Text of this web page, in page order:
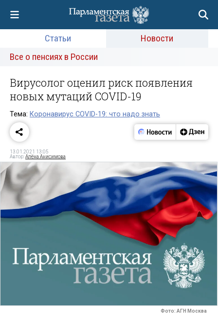
Статьи
Новости
Все о пенсиях в России
Вирусолог оценил риск появления
новых мутаций COVID-19
Тема: Коронавирус COVID-19: что надо знать
13.01.2021 13:05
Автор:Алёна Анисимова
Фото: АГН Москва